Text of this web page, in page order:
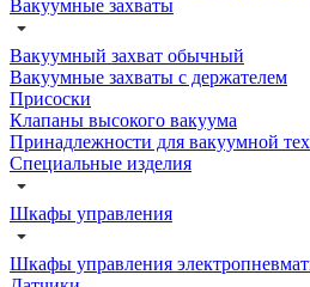
Вакуумные захваты
Вакуумный захват обычный
Вакуумные захваты с держателем
Присоски
Клапаны высокого вакуума
Принадлежности для вакуумной
Специальные изделия
Шкафы управления
Шкафы управления